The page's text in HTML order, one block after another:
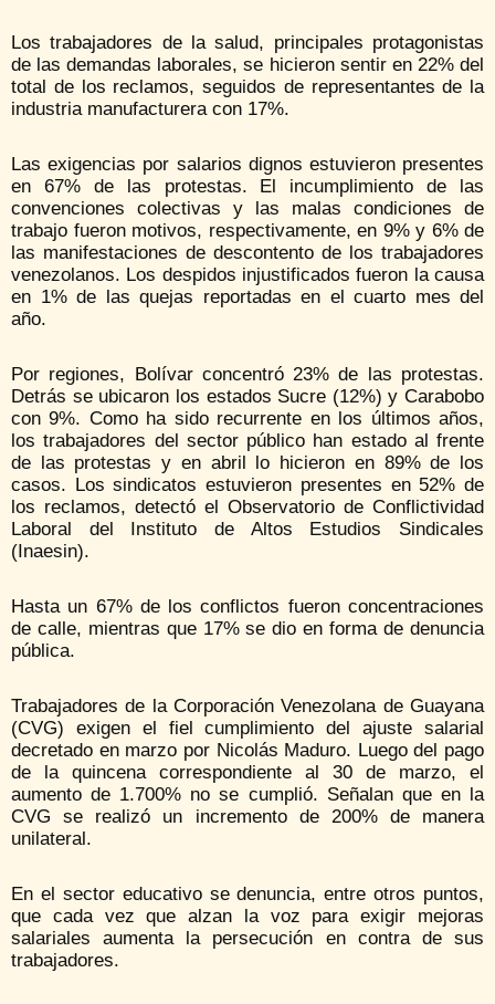
Los trabajadores de la salud, principales protagonistas
de las demandas laborales, se hicieron sentir en 22% del
total de los reclamos, seguidos de representantes de la
industria manufacturera con 17%.
Las exigencias por salarios dignos estuvieron presentes
en 67% de las protestas. El incumplimiento de las
convenciones colectivas y las malas condiciones de
trabajo fueron motivos, respectivamente, en 9% y 6% de
las manifestaciones de descontento de los trabajadores
venezolanos. Los despidos injustificados fueron la causa
en 1% de las quejas reportadas en el cuarto mes del
año.
Por regiones, Bolívar concentró 23% de las protestas.
Detrás se ubicaron los estados Sucre (12%) y Carabobo
con 9%. Como ha sido recurrente en los últimos años,
los trabajadores del sector público han estado al frente
de las protestas y en abril lo hicieron en 89% de los
casos. Los sindicatos estuvieron presentes en 52% de
los reclamos, detectó el Observatorio de Conflictividad
Laboral del Instituto de Altos Estudios Sindicales
(Inaesin).
Hasta un 67% de los conflictos fueron concentraciones
de calle, mientras que 17% se dio en forma de denuncia
pública.
Trabajadores de la Corporación Venezolana de Guayana
(CVG) exigen el fiel cumplimiento del ajuste salarial
decretado en marzo por Nicolás Maduro. Luego del pago
de la quincena correspondiente al 30 de marzo, el
aumento de 1.700% no se cumplió. Señalan que en la
CVG se realizó un incremento de 200% de manera
unilateral.
En el sector educativo se denuncia, entre otros puntos,
que cada vez que alzan la voz para exigir mejoras
salariales aumenta la persecución en contra de sus
trabajadores.